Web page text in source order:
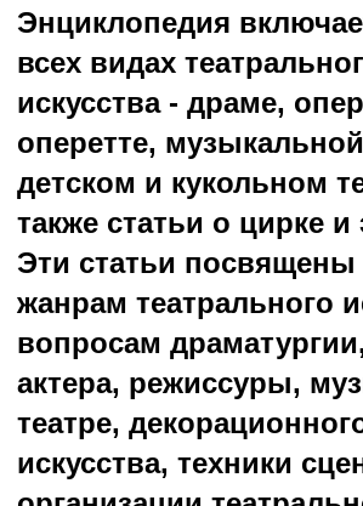
Энциклопедия
всех видах
искусства - драме,
оперетте,
детском и кукольном
также статьи о цирке и
Эти статьи
жанрам театрального
вопросам
актера, режиссуры,
театре,
искусства, техники